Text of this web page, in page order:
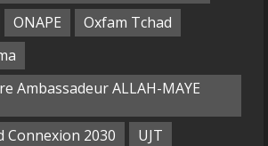
ONAPE
Oxfam Tchad
Ambassadeur ALLAH-MAYE
Connexion 2030
UJT